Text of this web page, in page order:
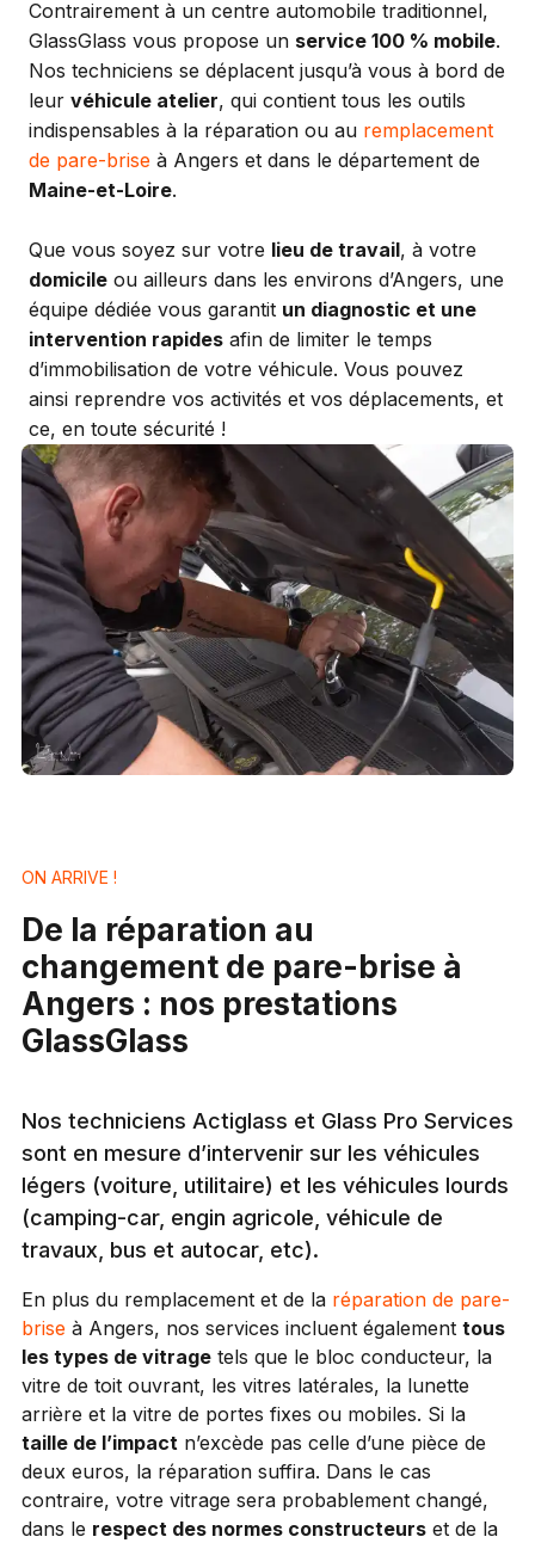
Contrairement à un centre automobile traditionnel,
GlassGlass vous propose un service 100 % mobile.
Nos techniciens se déplacent jusqu’à vous à bord de
leur véhicule atelier, qui contient tous les outils
indispensables à la réparation ou au remplacement
de pare-brise à Angers et dans le département de
Maine-et-Loire.
Que vous soyez sur votre lieu de travail, à votre
domicile ou ailleurs dans les environs d’Angers, une
équipe dédiée vous garantit un diagnostic et une
intervention rapides afin de limiter le temps
d’immobilisation de votre véhicule. Vous pouvez
ainsi reprendre vos activités et vos déplacements, et
ce, en toute sécurité !
ON ARRIVE !
De la réparation au
changement de pare-brise à
Angers : nos prestations
GlassGlass
Nos techniciens Actiglass et Glass Pro Services
sont en mesure d’intervenir sur les véhicules
légers (voiture, utilitaire) et les véhicules lourds
(camping-car, engin agricole, véhicule de
travaux, bus et autocar, etc).
En plus du remplacement et de la réparation de pare-
brise à Angers, nos services incluent également tous
les types de vitrage tels que le bloc conducteur, la
vitre de toit ouvrant, les vitres latérales, la lunette
arrière et la vitre de portes fixes ou mobiles. Si la
taille de l’impact n’excède pas celle d’une pièce de
deux euros, la réparation suffira. Dans le cas
contraire, votre vitrage sera probablement changé,
dans le respect des normes constructeurs et de la